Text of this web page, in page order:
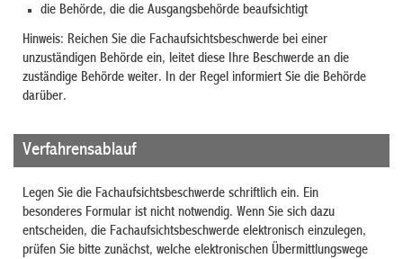
die Behörde, die die Ausgangsbehörde beaufsichtigt
Hinweis: Reichen Sie die Fachaufsichtsbeschwerde bei einer
unzuständigen Behörde ein, leitet diese Ihre Beschwerde an die
zuständige Behörde weiter. In der Regel informiert Sie die Behörde
darüber.
Verfahrensablauf
Legen Sie die Fachaufsichtsbeschwerde schriftlich ein. Ein
besonderes Formular ist nicht notwendig. Wenn Sie sich dazu
entscheiden, die Fachaufsichtsbeschwerde elektronisch einzulegen,
prüfen Sie bitte zunächst, welche elektronischen Übermittlungswege